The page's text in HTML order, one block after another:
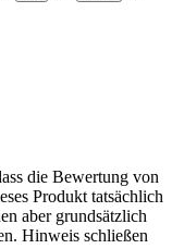
die Bewertung von
Produkt tatsächlich
aber grundsätzlich
Hinweis schließen